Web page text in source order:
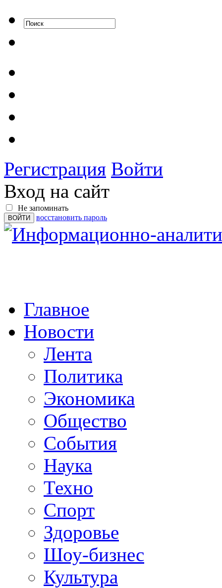
Регистрация Войти
Вход на сайт
Не запоминать
восстановить пароль
Главное
Новости
Лента
Политика
Экономика
Общество
События
Наука
Техно
Спорт
Здоровье
Шоу-бизнес
Культура